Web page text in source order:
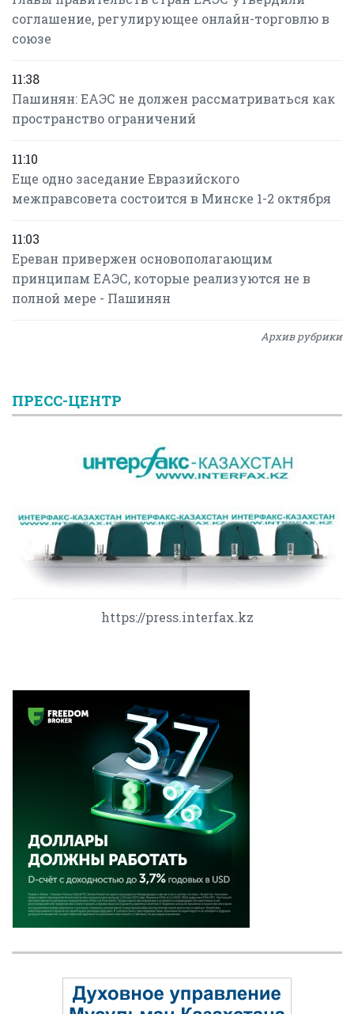
соглашение, регулирующее онлайн-торговлю в
союзе
11:38
Пашинян: ЕАЭС не должен рассматриваться как
пространство ограничений
11:10
Еще одно заседание Евразийского
межправсовета состоится в Минске 1-2 октября
11:03
Ереван привержен основополагающим
принципам ЕАЭС, которые реализуются не в
полной мере - Пашинян
Архив рубрики
ПРЕСС-ЦЕНТР
https://press.interfax.kz